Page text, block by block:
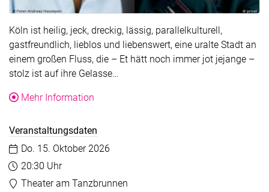
Köln ist heilig, jeck, dreckig, lässig, parallelkulturell,
gastfreundlich, lieblos und liebenswert, eine uralte Stadt an
einem großen Fluss, die – Et hätt noch immer jot jejange –
stolz ist auf ihre Gelasse…
Mehr Information
Veranstaltungsdaten
Datum:
Do. 15. Oktober 2026
Uhrzeit:
20:30 Uhr
Veranstaltungsort:
Theater am Tanzbrunnen